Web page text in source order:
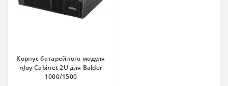
Корпус батарейного модуля
nJoy Cabinet 2U для Balder
1000/1500